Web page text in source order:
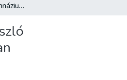
Angolok a László Gimnáziumban